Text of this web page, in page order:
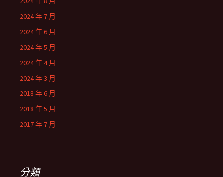
2024 年 7 月
2024 年 6 月
2024 年 5 月
2024 年 4 月
2024 年 3 月
2018 年 6 月
2018 年 5 月
2017 年 7 月
分類